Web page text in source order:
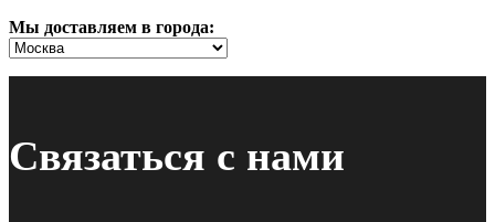
Мы доставляем в города:
Связаться с нами